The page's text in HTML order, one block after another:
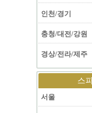
인천/경기
충청/대전/강원
경상/전라/제주
스
서울